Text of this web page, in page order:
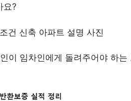
요?
이 임차인에게 돌려주어야 하